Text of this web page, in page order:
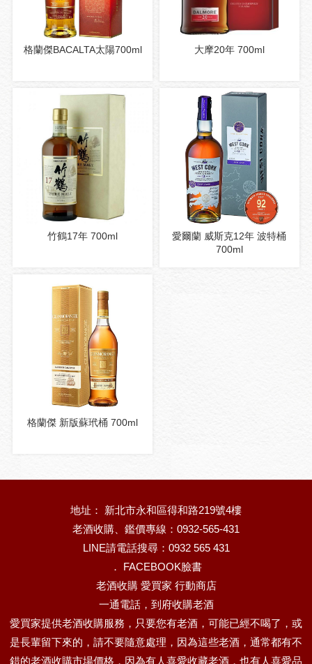
格蘭傑BACALTA太陽700ml 大摩20年 700ml
竹鶴17年 700ml
愛爾蘭 威斯克12年 波特桶
700ml
格蘭傑 新版蘇玳桶 700ml
地址： 新北市永和區得和路219號4樓
老酒收購、鑑價專線：0932-565-431
LINE請電話搜尋：0932 565 431
． FACEBOOK臉書
老酒收購 愛買家 行動商店
一通電話，到府收購老酒
愛買家提供老酒收購服務，只要您有老酒，可能已經不喝了，或
是長輩留下來的，請不要隨意處理，因為這些老酒，通常都有不
錯的老酒收購市場價格，因為有人喜愛收藏老酒，也有人喜愛品